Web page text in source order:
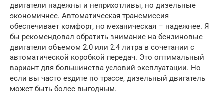
двигатели надежны и неприхотливы, но дизельные
экономичнее. Автоматическая трансмиссия
обеспечивает комфорт, но механическая – надежнее. Я
бы рекомендовал обратить внимание на бензиновые
двигатели объемом 2.0 или 2.4 литра в сочетании с
автоматической коробкой передач. Это оптимальный
вариант для большинства условий эксплуатации. Но
если вы часто ездите по трассе, дизельный двигатель
может быть более выгодным.